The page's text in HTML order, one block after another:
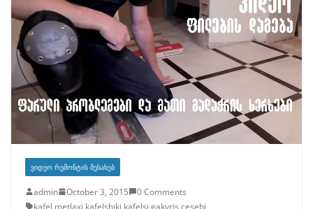
ᲕᲘᲓᲔᲝ ᲠᲔᲛᲝᲜᲢᲘᲡ ᲨᲔᲡᲐᲮᲔᲑ
admin October 3, 2015
0 Comments
kafel metlaxi,kafelshiki,kafelsi gakvris cesebi,